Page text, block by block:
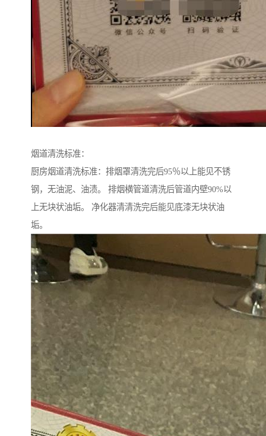
烟道清洗标准：
厨房烟道清洗标准：排烟罩清洗完后95％以上能见不锈
钢，无油泥、油渍。 排烟横管道清洗后管道内壁90%以
上无块状油垢。 净化器清清洗完后能见底漆无块状油
垢。